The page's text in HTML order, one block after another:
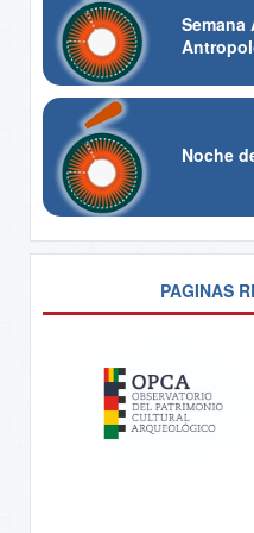
Semana
Noche
PAGINAS